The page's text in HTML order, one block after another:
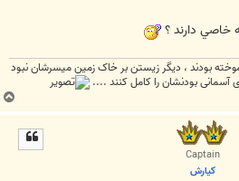
خاصي دارند ؟
بودند ، دیگر زیستن بر خاک زمین میسرشان نبود
آسمانی بودنشان را کامل کنند ....
ب
ا
Captain
كيارش